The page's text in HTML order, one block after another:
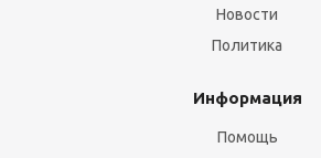
Новости
Политика
Информация
Помощь